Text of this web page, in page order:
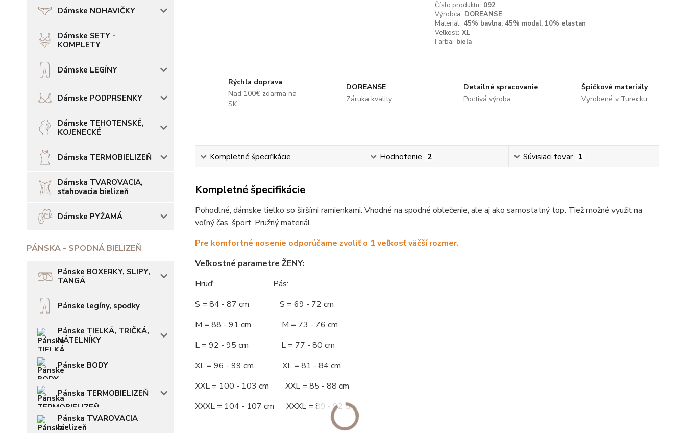
Dámske NOHAVIČKY
Dámske SETY -
KOMPLETY
Dámske LEGÍNY
Dámske PODPRSENKY
Dámske TEHOTENSKÉ,
KOJENECKÉ
Dámska TERMOBIELIZEŇ
Dámska TVAROVACIA,
sťahovacia bielizeň
Dámske PYŽAMÁ
PÁNSKA - SPODNÁ BIELIZEŇ
Pánske BOXERKY, SLIPY,
TANGÁ
Pánske legíny, spodky
Pánske TIELKÁ, TRIČKÁ,
NÁTELNÍKY
Pánske BODY
Pánska TERMOBIELIZEŇ
Pánska TVAROVACIA
bielizeň
Číslo produktu: 092
Výrobca: DOREANSE
Materiál: 45% bavlna, 45% modal, 10% elastan
Veľkosť: XL
Farba: biela
Rýchla doprava
Nad 100€ zdarma na
SK
DOREANSE
Záruka kvality
Detailné spracovanie
Poctivá výroba
Špičkové materiály
Vyrobené v Turecku
Kompletné špecifikácie Hodnotenie 2 Súvisiaci tovar 1
Kompletné špecifikácie
Pohodlné, dámske tielko so širšími ramienkami. Vhodné na spodné oblečenie, ale aj ako samostatný top. Tiež možné využiť na
voľný čas, šport. Pružný materiál.
Pre komfortné nosenie odporúčame zvoliť o 1 veľkosť väčší rozmer.
Veľkostné parametre ŽENY:
Hruď:
Pás:
S = 84 - 87 cm S = 69 - 72 cm
M = 88 - 91 cm M = 73 - 76 cm
L = 92 - 95 cm L = 77 - 80 cm
XL = 96 - 99 cm XL = 81 - 84 cm
XXL = 100 - 103 cm XXL = 85 - 88 cm
XXXL = 104 - 107 cm XXXL = 89 - 92 cm